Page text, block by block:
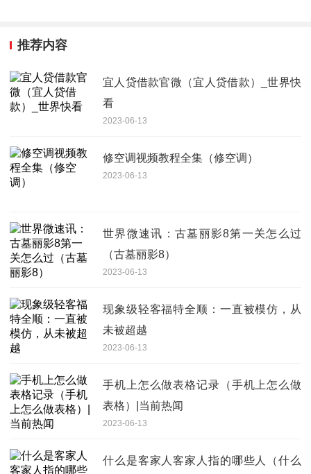
推荐内容
宜人贷借款官微（宜人贷借款）_世界快
看
2023-06-13
修空调视频教程全集（修空调）
2023-06-13
世界微速讯：古墓丽影8第一关怎么过
（古墓丽影8）
2023-06-13
现象级轻客福特全顺：一直被模仿，从
未被超越
2023-06-13
手机上怎么做表格记录（手机上怎么做
表格）|当前热闻
2023-06-13
什么是客家人客家人指的哪些人（什么